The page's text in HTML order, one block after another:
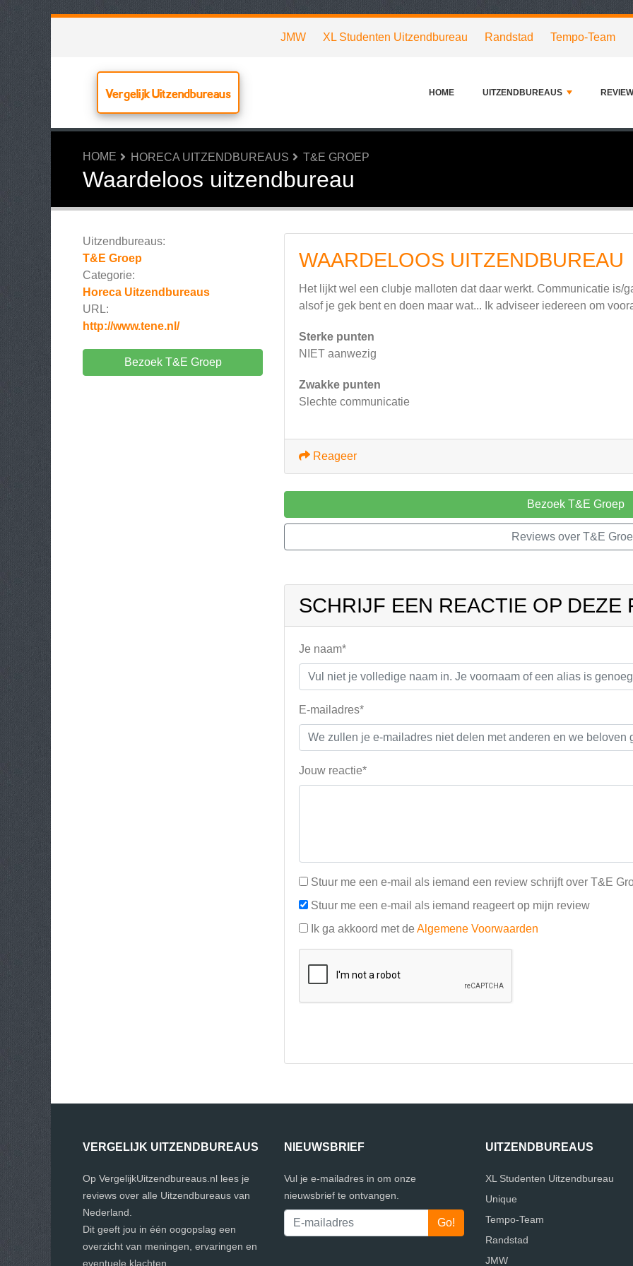
JMW XL Studenten Uitzendbureau Randstad Tempo-Team
Vergelijk Uitzendbureaus HOME UITZENDBUREAUS
HOME HORECA UITZENDBUREAUS T&E GROEP
Waardeloos uitzendbureau
Uitzendbureaus:
T&E Groep
Categorie:
Horeca Uitzendbureaus
URL:
http://www.tene.nl/
Bezoek T&E Groep
WAARDELOOS UITZENDBUREAU
Het lijkt wel een clubje malloten dat daar werkt. Communicatie is/
alsof je gek bent en doen maar wat... Ik adviseer iedereen om
Sterke punten
NIET aanwezig
Zwakke punten
Slechte communicatie
Reageer
Bezoek T&E Groep
Reviews over T&E
SCHRIJF EEN REACTIE OP DEZE
Je naam*
E-mailadres*
Jouw reactie*
Stuur me een e-mail als iemand een review schrijft over T&E
Stuur me een e-mail als iemand reageert op mijn review
Ik ga akkoord met de Algemene Voorwaarden
VERGELIJK UITZENDBUREAUS
Op VergelijkUitzendbureaus.nl lees je
reviews over alle Uitzendbureaus van
Nederland.
Dit geeft jou in één oogopslag een
overzicht van meningen, ervaringen en
eventuele klachten.
NIEUWSBRIEF
Vul je e-mailadres in om onze
nieuwsbrief te ontvangen.
UITZENDBUREAUS
XL Studenten Uitzendbureau
Unique
Tempo-Team
Randstad
JMW